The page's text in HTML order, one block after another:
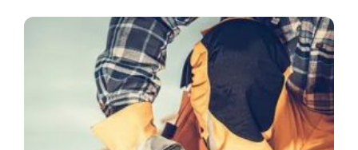
massa olika ...